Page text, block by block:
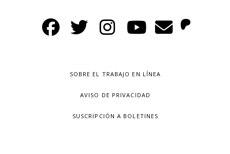
SOBRE EL TRABAJO EN LÍNEA
AVISO DE PRIVACIDAD
SUSCRIPCIÓN A BOLETINES